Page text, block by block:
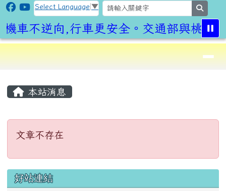
跳至主內容區
CLPS Site
Select Language ▼
機車不逆向,行車更安全。交通部與桃園
⏸
導覽列
本站消息
文章不存在
左邊區域內容
好站連結